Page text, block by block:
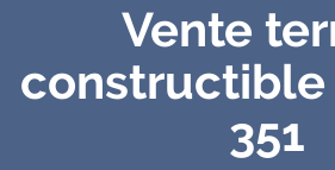
Vente
constructible
351